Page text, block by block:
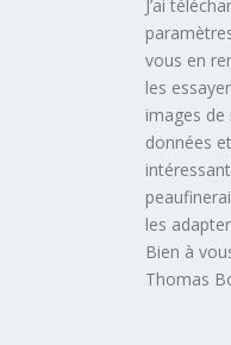
J’ai
vous en
les
images de
données
les
Bien à
Thomas